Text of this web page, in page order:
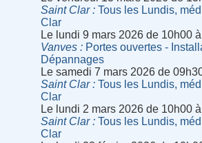
Saint Clar
Tous les Lundis,
Clar
Le lundi 9 mars 2026 de 10h00
Vanves
Portes ouvertes -
Dépannages
Le samedi 7 mars 2026 de
Saint Clar
Tous les Lundis,
Clar
Le lundi 2 mars 2026 de 10h00
Saint Clar
Tous les Lundis,
Clar